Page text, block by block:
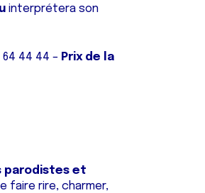
interprétera son
64 44 44 – Prix de la
parodistes et
faire rire, charmer,